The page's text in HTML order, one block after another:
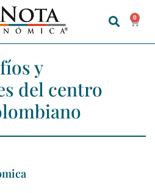
0
y
del centro